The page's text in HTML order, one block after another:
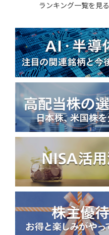
ランキング一覧を見る